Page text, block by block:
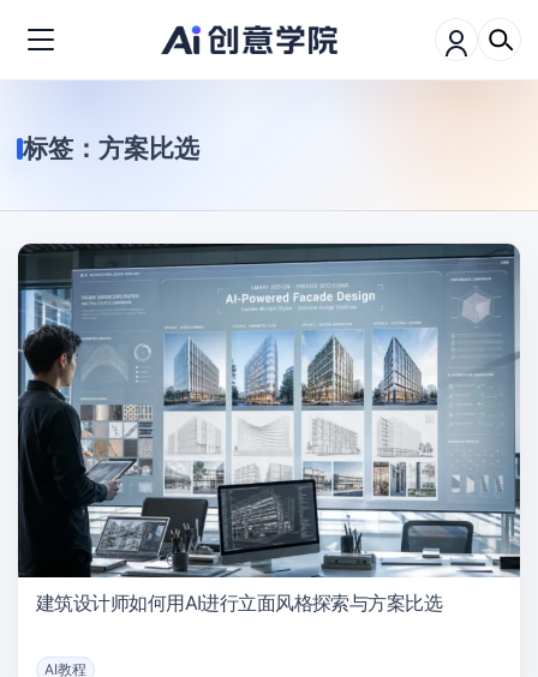
标签： 方案比选
建筑设计师如何用AI进行立面风格探索与方案比选
AI教程